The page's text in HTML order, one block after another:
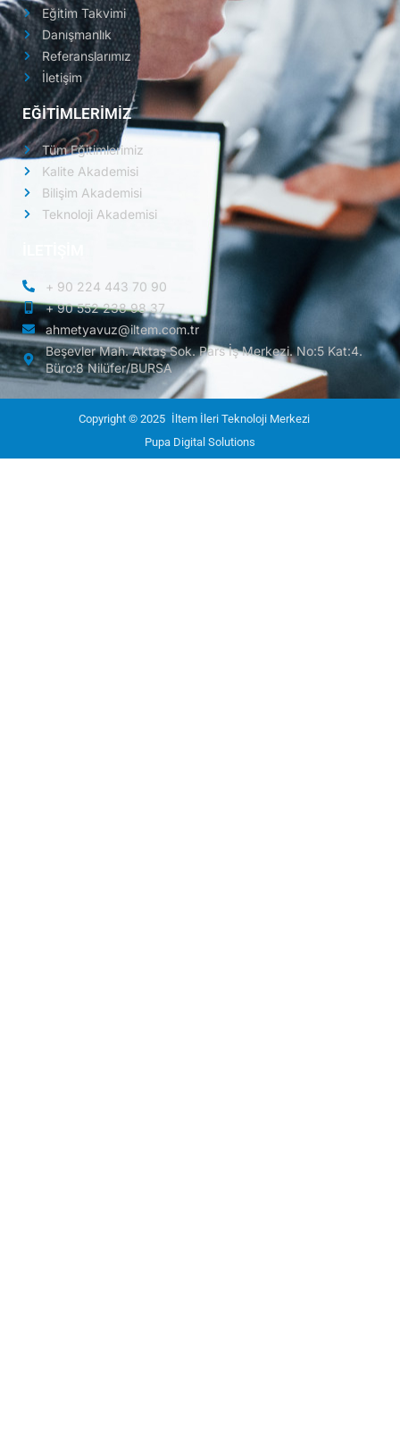
Eğitim Takvimi
Danışmanlık
Referanslarımız
İletişim
EĞİTİMLERİMİZ
Tüm Eğitimlerimiz
Kalite Akademisi
Bilişim Akademisi
Teknoloji Akademisi
+ 90 224 443 70 90
+ 90 552 238 98 37
ahmetyavuz@iltem.com.tr
Beşevler Mah. Aktaş Sok. Pars İş Merkezi. No:5 Kat:4.
Büro:8 Nilüfer/BURSA
Copyright © 2025 İltem İleri Teknoloji Merkezi
Pupa Digital Solutions